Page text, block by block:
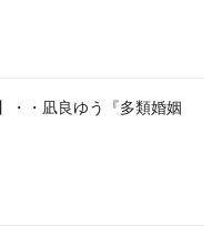
・・凪良ゆう『多類婚姻